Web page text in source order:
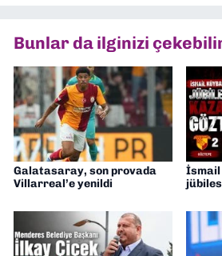
Bunlar da ilginizi
Galatasaray, son provada
Villarreal’e yenildi
İsmail